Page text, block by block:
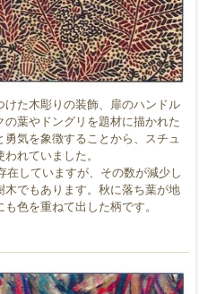
た木彫りの装飾、扉のハンドル
葉やドングリを題材に描かれた
気を象徴することから、スチュ
れていました。
在していますが、その数が減少し
でもあります。秋に落ち葉が地
色を重ねて出した柄です。